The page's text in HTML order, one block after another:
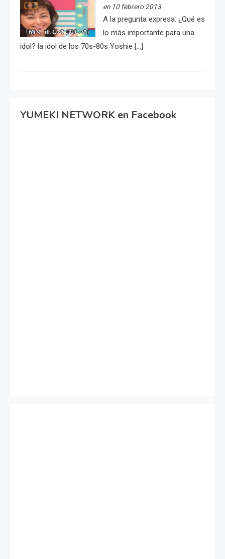
en 10 febrero 2013
A la pregunta expresa: ¿Qué es
lo más importante para una
idol? la idol de los 70s-80s Yoshie […]
YUMEKI NETWORK en Facebook